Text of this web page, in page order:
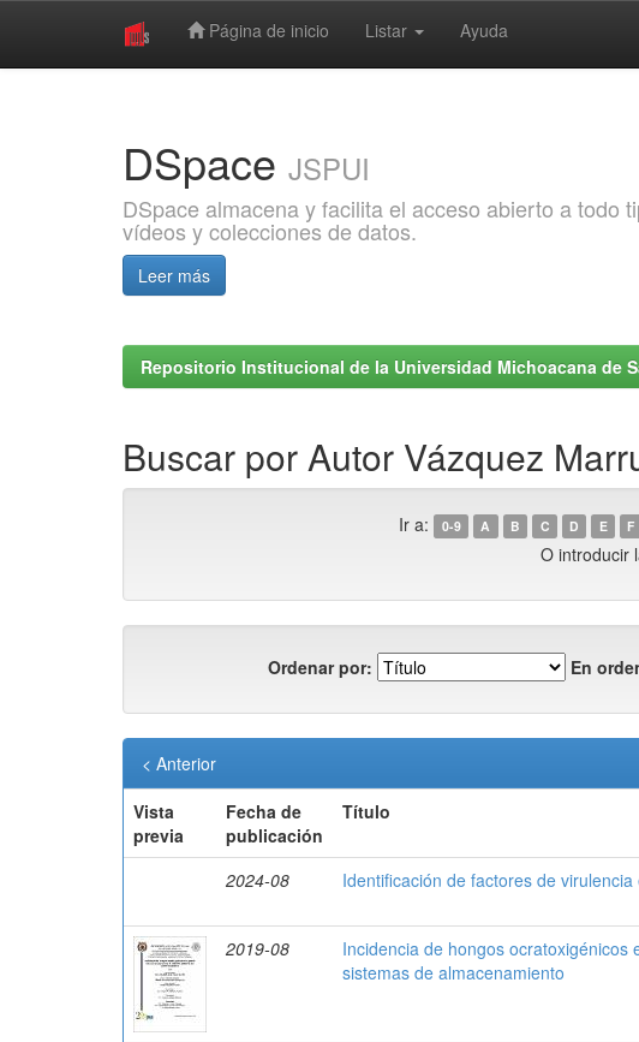
Página de inicio Listar Ayuda
DSpace JSPUI
DSpace almacena y facilita el acceso abierto a todo
vídeos y colecciones de datos.
Leer más
Repositorio Institucional de la Universidad Michoacana de
Buscar por Autor Vázquez
Ir a: 0-9 A B C D E F
O introducir
Ordenar por: En
< Anterior
Vista
previa
Fecha de
publicación
Título
2024-08 Identificación de factores de
2019-08
Incidencia de hongos
sistemas de almacenamiento